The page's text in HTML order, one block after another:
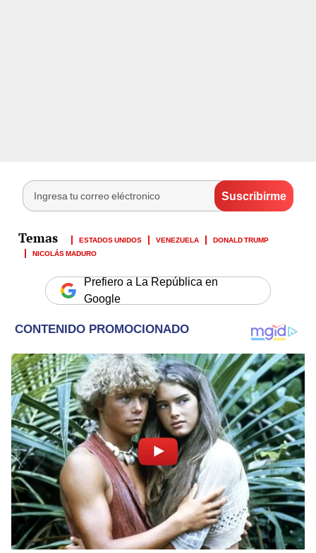
ESTADOS UNIDOS VENEZUELA
DONALD TRUMP
NICOLÁS MADURO
Prefiero a La República en
Google